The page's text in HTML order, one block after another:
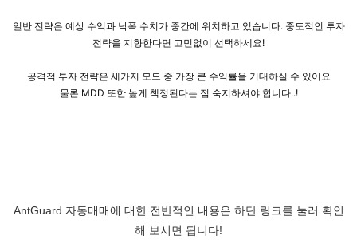
일반 전략은 예상 수익과 낙폭 수치가 중간에 위치하고 있습니다. 중도적인 투자
전략을 지향한다면 고민없이 선택하세요!
공격적 투자 전략은 세가지 모드 중 가장 큰 수익률을 기대하실 수 있어요
물론 MDD 또한 높게 책정된다는 점 숙지하셔야 합니다..!
AntGuard 자동매매에 대한 전반적인 내용은 하단 링크를 눌러 확인
해 보시면 됩니다!